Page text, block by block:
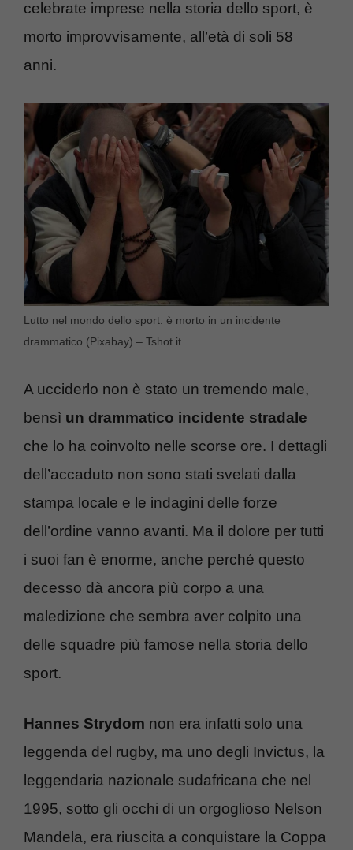
celebrate imprese nella storia dello sport, è
morto improvvisamente, all’età di soli 58
anni.
Lutto nel mondo dello sport: è morto in un incidente
drammatico (Pixabay) – Tshot.it
A ucciderlo non è stato un tremendo male,
bensì un drammatico incidente stradale
che lo ha coinvolto nelle scorse ore. I dettagli
dell’accaduto non sono stati svelati dalla
stampa locale e le indagini delle forze
dell’ordine vanno avanti. Ma il dolore per tutti
i suoi fan è enorme, anche perché questo
decesso dà ancora più corpo a una
maledizione che sembra aver colpito una
delle squadre più famose nella storia dello
sport.
Hannes Strydom non era infatti solo una
leggenda del rugby, ma uno degli Invictus, la
leggendaria nazionale sudafricana che nel
1995, sotto gli occhi di un orgoglioso Nelson
Mandela, era riuscita a conquistare la Coppa